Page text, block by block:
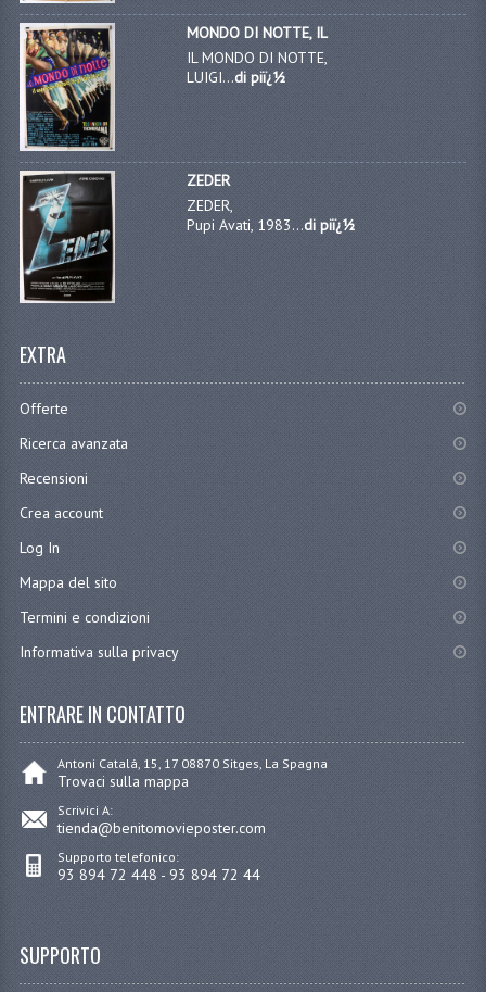
MONDO DI NOTTE, IL
IL MONDO DI NOTTE,
LUIGI...di piï¿½
ZEDER
ZEDER,
Pupi Avati, 1983...di piï¿½
EXTRA
Offerte
Ricerca avanzata
Recensioni
Crea account
Log In
Mappa del sito
Termini e condizioni
Informativa sulla privacy
ENTRARE IN CONTATTO
Antoni Catalá, 15, 17 08870 Sitges, La Spagna
Trovaci sulla mappa
Scrivici A:
tienda@benitomovieposter.com
Supporto telefonico:
93 894 72 448 - 93 894 72 44
SUPPORTO